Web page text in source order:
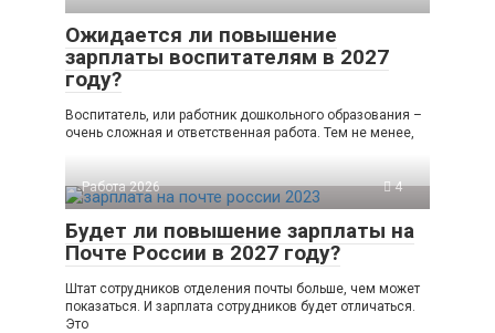
Ожидается ли повышение
зарплаты воспитателям в 2027
году?
Воспитатель, или работник дошкольного образования –
очень сложная и ответственная работа. Тем не менее,
Работа 2026 4
Будет ли повышение зарплаты на
Почте России в 2027 году?
Штат сотрудников отделения почты больше, чем может
показаться. И зарплата сотрудников будет отличаться.
Это